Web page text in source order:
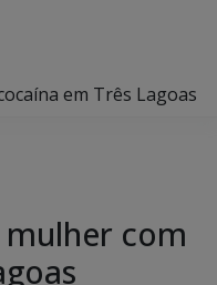
em Três Lagoas
mulher com